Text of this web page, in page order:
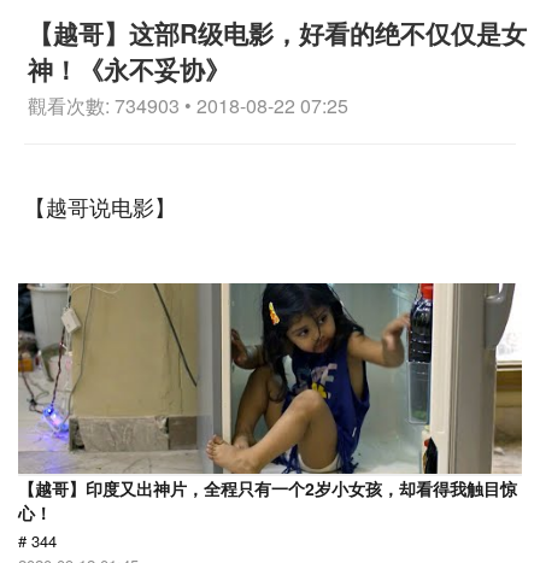
【越哥】这部R级电影，好看的绝不仅仅是女
神！《永不妥协》
觀看次數: 734903 • 2018-08-22 07:25
【越哥说电影】
【越哥】印度又出神片，全程只有一个2岁小女孩，却看得我触目惊
心！
# 344